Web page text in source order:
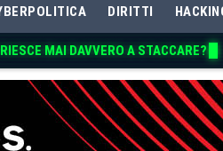
DIRITTI
MAI DAVVE